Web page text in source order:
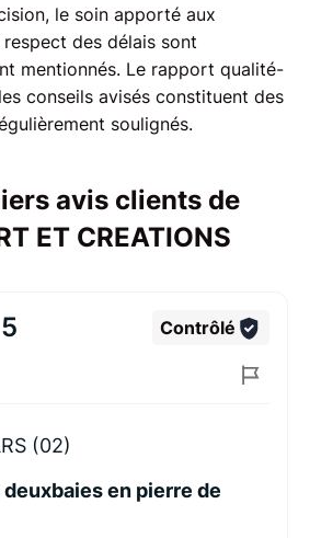
le soin apporté aux
des délais sont
mentionnés. Le rapport qualité-
conseils avisés constituent des
soulignés.
avis clients de
ET CREATIONS
5 Contrôlé
(02)
en pierre de